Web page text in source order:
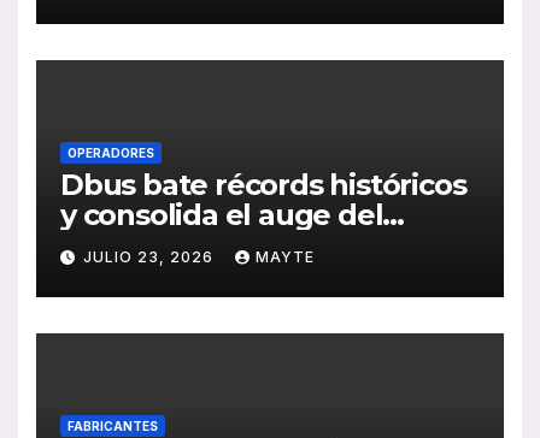
de RSC 2025
OPERADORES
Dbus bate récords históricos
y consolida el auge del
transporte público en San
Sebastián
JULIO 23, 2026 MAYTE
FABRICANTES